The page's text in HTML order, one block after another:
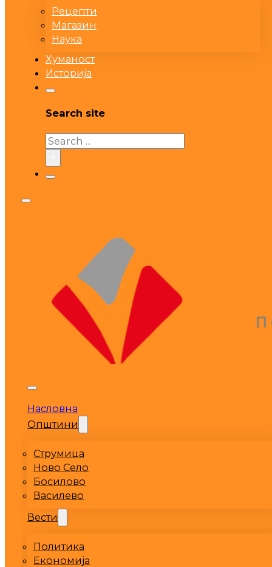
Рецепти
Магазин
Наука
Хуманост
Историја
Search site
Search
Насловна
Општини
Струмица
Ново Село
Босилово
Василево
Вести
Политика
Економија